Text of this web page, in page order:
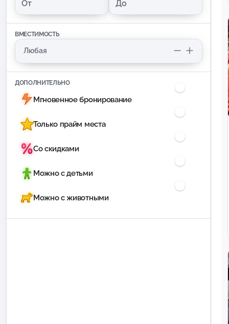
ВМЕСТИМОСТЬ
ДОПОЛНИТЕЛЬНО
Мгновенное бронирование
Только прайм места
Со скидками
Можно с детьми
Можно с животными